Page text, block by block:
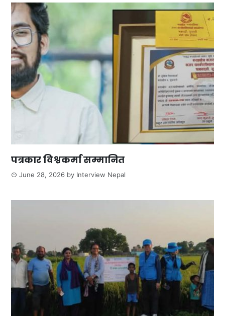
पत्रकार विश्वकर्मा सम्मानित
June 28, 2026 by Interview Nepal